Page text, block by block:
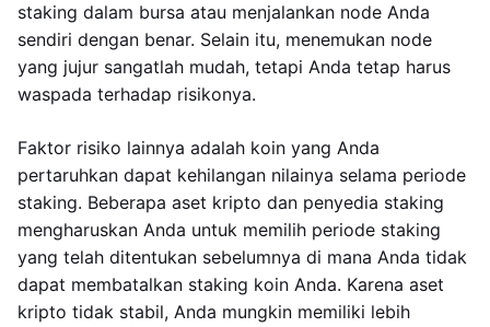
staking dalam bursa atau menjalankan node Anda
sendiri dengan benar. Selain itu, menemukan node
yang jujur sangatlah mudah, tetapi Anda tetap harus
waspada terhadap risikonya.
Faktor risiko lainnya adalah koin yang Anda
pertaruhkan dapat kehilangan nilainya selama periode
staking. Beberapa aset kripto dan penyedia staking
mengharuskan Anda untuk memilih periode staking
yang telah ditentukan sebelumnya di mana Anda tidak
dapat membatalkan staking koin Anda. Karena aset
kripto tidak stabil, Anda mungkin memiliki lebih